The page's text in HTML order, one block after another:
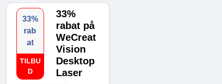
33%
rab
at
TILBU
D
33%
rabat på
WeCreat
Vision
Desktop
Laser